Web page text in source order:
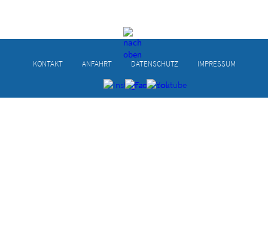
KONTAKT ANFAHRT DATENSCHUTZ IMPRESSUM